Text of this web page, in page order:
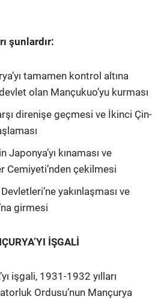
şunlardır:
tamamen kontrol altına
olan Mançukuo’yu kurması
direnişe geçmesi ve İkinci Çin-
Japonya’yı kınaması ve
Cemiyeti’nden çekilmesi
yakınlaşması ve
girmesi
İŞGALİ
işgali, 1931-1932 yılları
Ordusu’nun Mançurya